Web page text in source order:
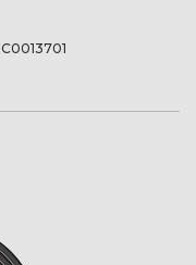
C0013701